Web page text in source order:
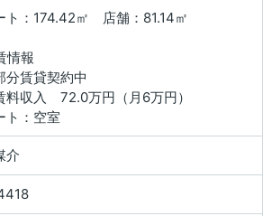
ト：174.42㎡ 店舗：81.14㎡
情報
分賃貸契約中
料収入 72.0万円（月6万円）
ト：空室
介